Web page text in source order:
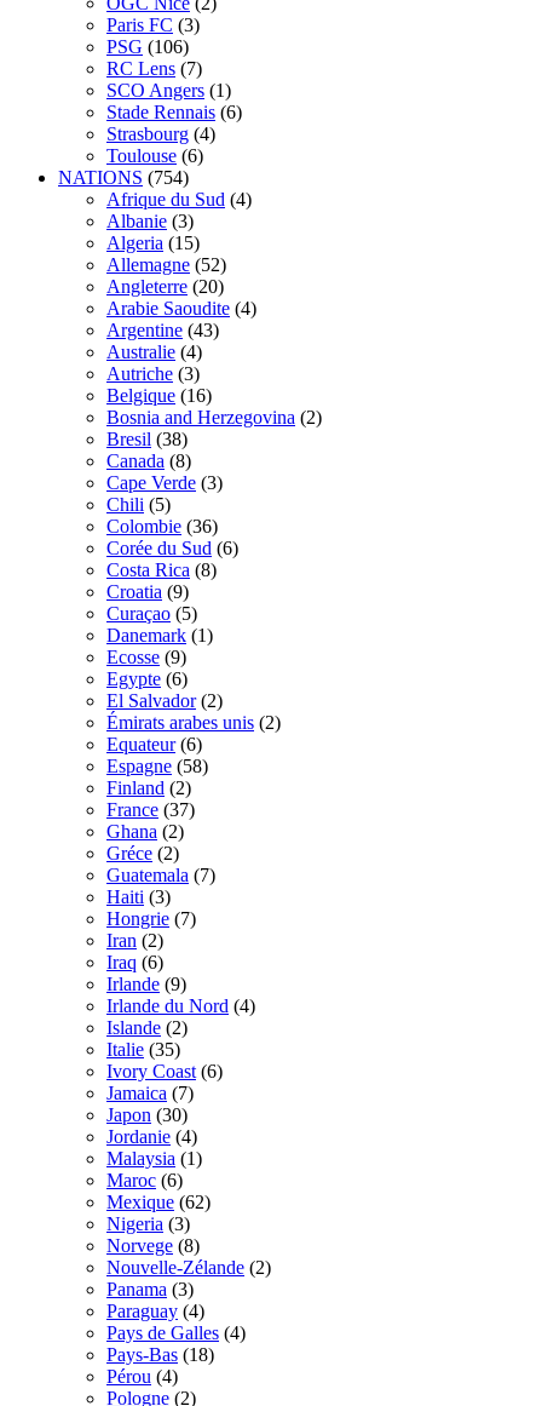
Paris FC (3)
PSG (106)
RC Lens (7)
SCO Angers (1)
Stade Rennais (6)
Strasbourg (4)
Toulouse (6)
NATIONS (754)
Afrique du Sud (4)
Albanie (3)
Algeria (15)
Allemagne (52)
Angleterre (20)
Arabie Saoudite (4)
Argentine (43)
Australie (4)
Autriche (3)
Belgique (16)
Bosnia and Herzegovina (2)
Bresil (38)
Canada (8)
Cape Verde (3)
Chili (5)
Colombie (36)
Corée du Sud (6)
Costa Rica (8)
Croatia (9)
Curaçao (5)
Danemark (1)
Ecosse (9)
Egypte (6)
El Salvador (2)
Émirats arabes unis (2)
Equateur (6)
Espagne (58)
Finland (2)
France (37)
Ghana (2)
Gréce (2)
Guatemala (7)
Haiti (3)
Hongrie (7)
Iran (2)
Iraq (6)
Irlande (9)
Irlande du Nord (4)
Islande (2)
Italie (35)
Ivory Coast (6)
Jamaica (7)
Japon (30)
Jordanie (4)
Malaysia (1)
Maroc (6)
Mexique (62)
Nigeria (3)
Norvege (8)
Nouvelle-Zélande (2)
Panama (3)
Paraguay (4)
Pays de Galles (4)
Pays-Bas (18)
Pérou (4)
Pologne (2)